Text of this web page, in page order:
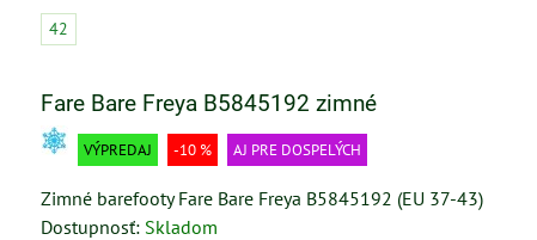
42
Fare Bare Freya B5845192 zimné
VÝPREDAJ -10 % AJ PRE DOSPELÝCH
Zimné barefooty Fare Bare Freya B5845192 (EU 37-43)
Dostupnosť: Skladom